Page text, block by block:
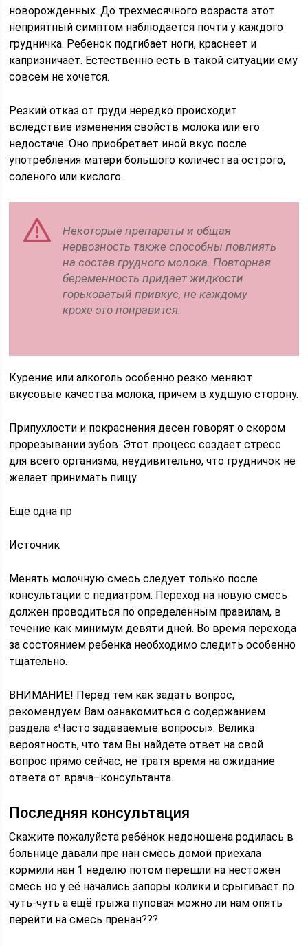
новорожденных. До трехмесячного возраста этот
неприятный симптом наблюдается почти у каждого
грудничка. Ребенок подгибает ноги, краснеет и
капризничает. Естественно есть в такой ситуации ему
совсем не хочется.
Резкий отказ от груди нередко происходит
вследствие изменения свойств молока или его
недостаче. Оно приобретает иной вкус после
употребления матери большого количества острого,
соленого или кислого.
Некоторые препараты и общая
нервозность также способны повлиять
на состав грудного молока. Повторная
беременность придает жидкости
горьковатый привкус, не каждому
крохе это понравится.
Курение или алкоголь особенно резко меняют
вкусовые качества молока, причем в худшую сторону.
Припухлости и покраснения десен говорят о скором
прорезывании зубов. Этот процесс создает стресс
для всего организма, неудивительно, что грудничок не
желает принимать пищу.
Еще одна пр
Источник
Менять молочную смесь следует только после
консультации с педиатром. Переход на новую смесь
должен проводиться по определенным правилам, в
течение как минимум девяти дней. Во время перехода
за состоянием ребенка необходимо следить особенно
тщательно.
ВНИМАНИЕ! Перед тем как задать вопрос,
рекомендуем Вам ознакомиться с содержанием
раздела «Часто задаваемые вопросы». Велика
вероятность, что там Вы найдете ответ на свой
вопрос прямо сейчас, не тратя время на ожидание
ответа от врача–консультанта.
Последняя консультация
Скажите пожалуйста ребёнок недоношена родилась в
больнице давали пре нан смесь домой приехала
кормили нан 1 неделю потом перешли на нестожен
смесь но у её начались запоры колики и срыгивает по
чуть-чуть а ещё грыжа пуповая можно ли нам опять
перейти на смесь пренан???